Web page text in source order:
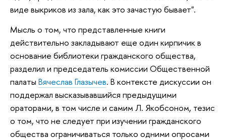
виде выкриков из зала, как это зачастую бывает".
Мысль о том, что представленные книги
действительно закладывают еще один кирпичик в
основание библиотеки гражданского общества,
разделил и председатель комиссии Общественной
палаты Вячеслав Глазычев. В контексте дискуссии он
поддержал высказывавшийся предыдущими
ораторами, в том числе и самим Л. Якобсоном, тезис
о том, что не следует при изучении гражданского
общества ограничиваться только одними опросами